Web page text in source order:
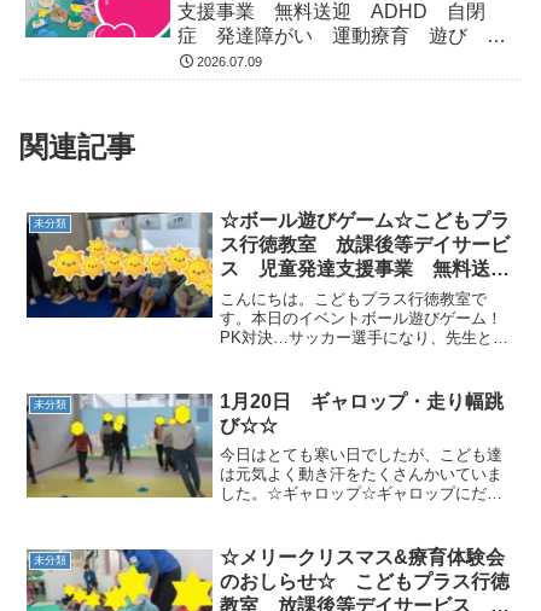
支援事業 無料送迎 ADHD 自閉
症 発達障がい 運動療育 遊び 南
行徳 市川市 浦安市
2026.07.09
関連記事
未分類
☆ボール遊びゲーム☆こどもプラ
ス行徳教室 放課後等デイサービ
ス 児童発達支援事業 無料送
迎 ADHD 自閉症 発達障が
い 運動療育 遊び 南行徳 市
川市 浦安市
こんにちは。こどもプラス行徳教室で
す。本日のイベントボール遊びゲーム！
PK対決…サッカー選手になり、先生とゴ
す。大変、盛り上がりました(^^♪また一
緒に体を動かしていき...
未分類
1月20日 ギャロップ・走り幅跳
び☆☆
今日はとても寒い日でしたが、こども達
は元気よく動き汗をたくさんかいていま
した。☆ギャロップ☆ギャロップにだい
柔軟性の力もついてきました！こども達
の成長にも驚きですね(^...
未分類
☆メリークリスマス&療育体験会
のおしらせ☆ こどもプラス行徳
教室 放課後等デイサービス 児